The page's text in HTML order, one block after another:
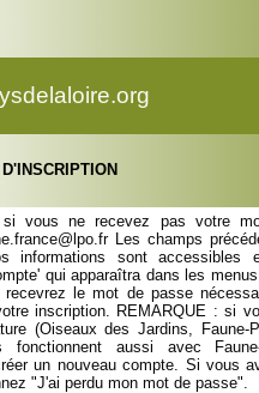
si vous ne recevez pas votre
Les champs
informations sont accessibles
qui apparaîtra dans les
recevrez le mot de passe
inscription. REMARQUE : si
(Oiseaux des Jardins, Faune-
fonctionnent aussi avec
un nouveau compte. Si vous
"J'ai perdu mon mot de passe".